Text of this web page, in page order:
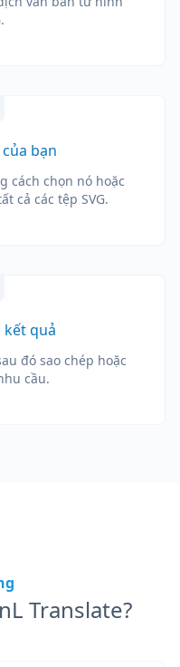
của bạn
cách chọn nó hoặc
cả các tệp SVG.
kết quả
đó sao chép hoặc
cầu.
Translate?